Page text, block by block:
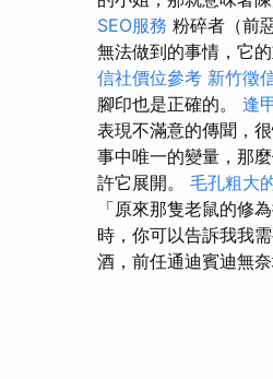
SEO服務 粉碎者（前
無法做到的事情，它
信社價位參考 新竹徵
腳印也是正確的。 逢
表現不滿意的傳聞，
事中唯一的變量，那
許它展開。 毛孔粗大
「原來那隻老鼠的修
時，你可以告訴我我
酒，前任通迪賓迪無奈